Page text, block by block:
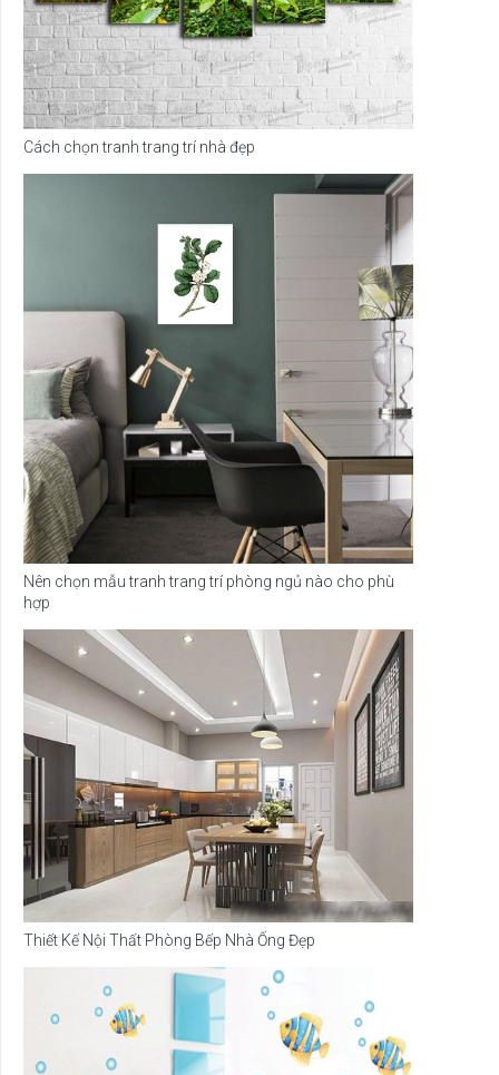
Cách chọn tranh trang trí nhà đẹp
Nên chọn mẫu tranh trang trí phòng ngủ nào cho phù
hợp
Thiết Kế Nội Thất Phòng Bếp Nhà Ống Đẹp